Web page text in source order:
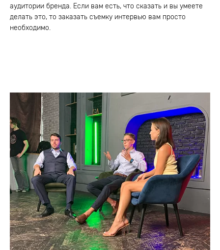
аудитории бренда. Если вам есть, что сказать и вы умеете
делать это, то заказать съемку интервью вам просто
необходимо.